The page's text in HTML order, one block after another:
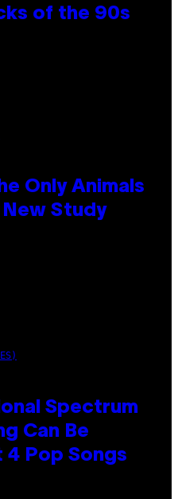
of the 90s
Only Animals
Study
Spectrum
Can Be
4 Pop Songs